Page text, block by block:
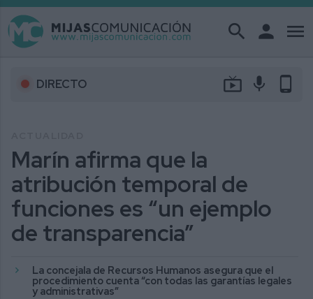
search person menu
DIRECTO live_tv mic phone_android
Marín afirma que la
atribución temporal de
funciones es “un ejemplo
de transparencia”
La concejala de Recursos Humanos asegura que el
procedimiento cuenta “con todas las garantías legales
y administrativas”